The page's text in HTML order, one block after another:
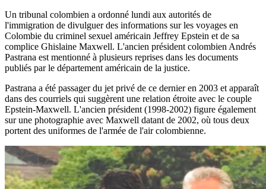
Un tribunal colombien a ordonné lundi aux autorités de
l'immigration de divulguer des informations sur les voyages en
Colombie du criminel sexuel américain Jeffrey Epstein et de sa
complice Ghislaine Maxwell. L'ancien président colombien Andrés
Pastrana est mentionné à plusieurs reprises dans les documents
publiés par le département américain de la justice.
Pastrana a été passager du jet privé de ce dernier en 2003 et apparaît
dans des courriels qui suggèrent une relation étroite avec le couple
Epstein-Maxwell. L'ancien président (1998-2002) figure également
sur une photographie avec Maxwell datant de 2002, où tous deux
portent des uniformes de l'armée de l'air colombienne.